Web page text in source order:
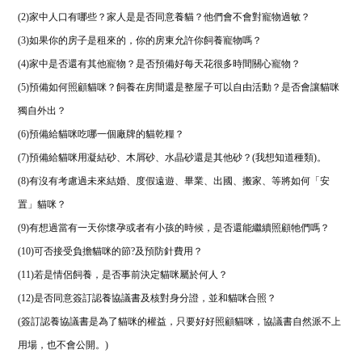
(2)家中人口有哪些？家人是是否同意養貓？他們會不會對寵物過敏？
(3)如果你的房子是租來的，你的房東允許你飼養寵物嗎？
(4)家中是否還有其他寵物？是否預備好每天花很多時間關心寵物？
(5)預備如何照顧貓咪？飼養在房間還是整屋子可以自由活動？是否會讓貓咪
獨自外出？
(6)預備給貓咪吃哪一個廠牌的貓乾糧？
(7)預備給貓咪用凝結砂、木屑砂、水晶砂還是其他砂？(我想知道種類)。
(8)有沒有考慮過未來結婚、度假遠遊、畢業、出國、搬家、等將如何「安
置」貓咪？
(9)有想過當有一天你懷孕或者有小孩的時候，是否還能繼續照顧牠們嗎？
(10)可否接受負擔貓咪的節?及預防針費用？
(11)若是情侶飼養，是否事前決定貓咪屬於何人？
(12)是否同意簽訂認養協議書及核對身分證，並和貓咪合照？
(簽訂認養協議書是為了貓咪的權益，只要好好照顧貓咪，協議書自然派不上
用場，也不會公開。)